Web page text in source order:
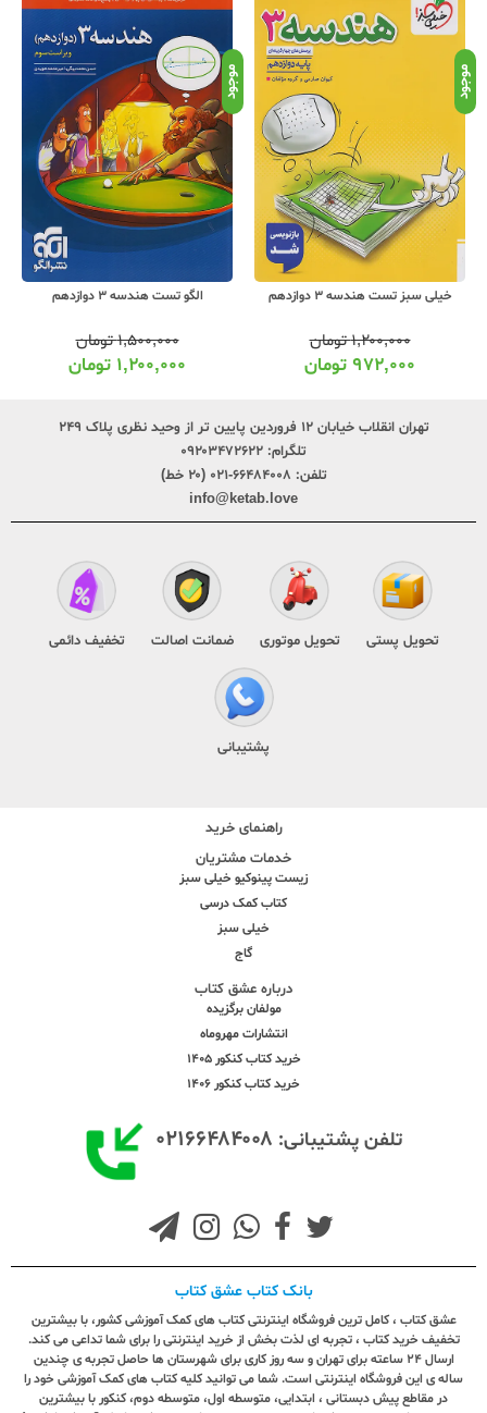
موجود
خیلی سبز تست هندسه 3 دوازدهم
۱,۲۰۰,۰۰۰تومان
۹۷۲,۰۰۰ تومان
موجود
الگو تست هندسه 3 دوازدهم
۱,۵۰۰,۰۰۰تومان
۱,۲۰۰,۰۰۰ تومان
تهران انقلاب خیابان ۱۲ فروردین پایین تر از وحید نظری پلاک ۲۴۹
تلگرام: ۰۹۲۰۳۴۷۲۶۲۲
تلفن: ۶۶۴۸۴۰۰۸-۰۲۱ (۲۰ خط)
info@ketab.love
تحویل پستی تحویل موتوری ضمانت اصالت تخفیف دائمی
پشتیبانی
راهنمای خرید
خدمات مشتریان
زیست پینوکیو خیلی سبز
کتاب کمک درسی
خیلی سبز
گاج
درباره عشق کتاب
مولفان برگزیده
انتشارات مهروماه
خرید کتاب کنکور 1405
خرید کتاب کنکور 1406
تلفن پشتیبانی: ۰۲۱۶۶۴۸۴۰۰۸
بانک کتاب عشق کتاب
عشق کتاب ، کامل ترین فروشگاه اینترنتی کتاب های کمک آموزشی کشور، با بیشترین
تخفیف خرید کتاب ، تجربه ای لذت بخش از خرید اینترنتی را برای شما تداعی می کند.
ارسال ٢٤ ساعته برای تهران و سه روز کاری برای شهرستان ها حاصل تجربه ی چندین
ساله ی این فروشگاه اینترنتی است. شما می توانید کلیه کتاب های کمک آموزشی خود را
در مقاطع پیش دبستانی ، ابتدایی، متوسطه اول، متوسطه دوم، کنکور با بیشترین